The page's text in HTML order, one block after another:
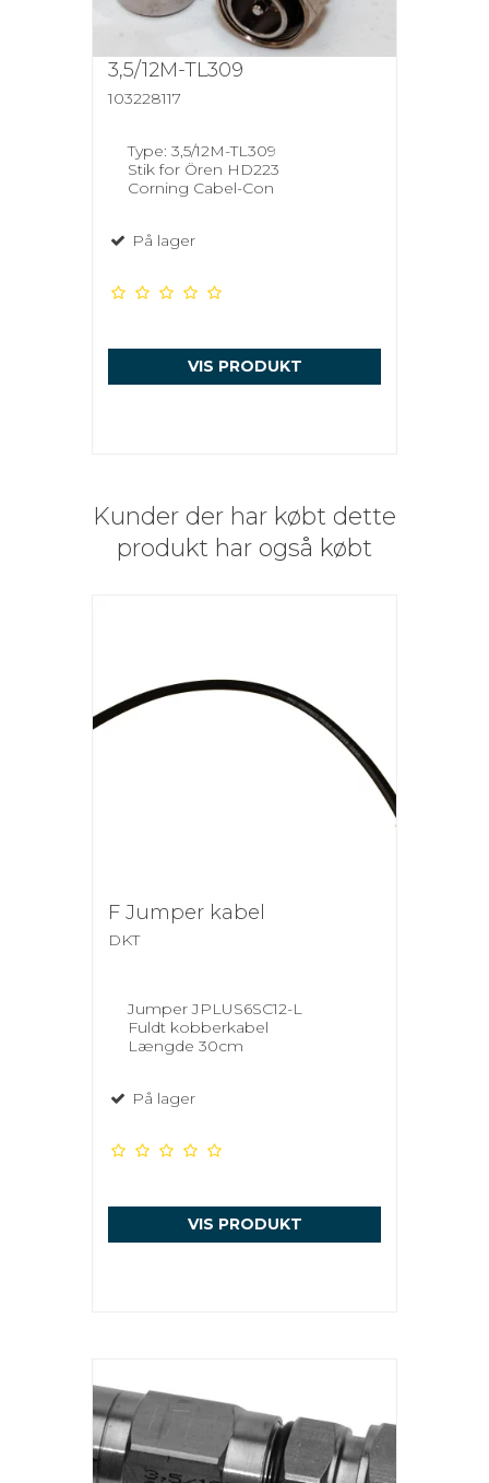
3,5/12M-TL309
103228117
Type: 3,5/12M-TL309
Stik for Ören HD223
Corning Cabel-Con
På lager
VIS PRODUKT
Kunder der har købt dette
produkt har også købt
F Jumper kabel
DKT
Jumper JPLUS6SC12-L
Fuldt kobberkabel
Længde 30cm
På lager
VIS PRODUKT